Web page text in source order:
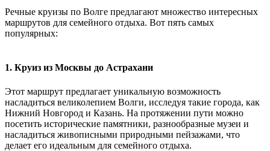
Речные круизы по Волге предлагают множество интересных
маршрутов для семейного отдыха. Вот пять самых
популярных:
1. Круиз из Москвы до Астрахани
Этот маршрут предлагает уникальную возможность
насладиться великолепием Волги, исследуя такие города, как
Нижний Новгород и Казань. На протяжении пути можно
посетить исторические памятники, разнообразные музеи и
насладиться живописными природными пейзажами, что
делает его идеальным для семейного отдыха.